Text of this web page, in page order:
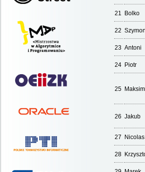
21 Bolko
22
23 Antoni
24 Piotr
25 Maksim
26 Jakub
27 Nicolas
28